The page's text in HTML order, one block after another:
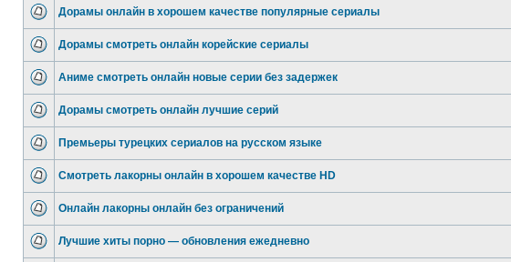
Дорамы онлайн в хорошем качестве популярные сериалы
Дорамы смотреть онлайн корейские сериалы
Аниме смотреть онлайн новые серии без задержек
Дорамы смотреть онлайн лучшие серий
Премьеры турецких сериалов на русском языке
Смотреть лакорны онлайн в хорошем качестве HD
Онлайн лакорны онлайн без ограничений
Лучшие хиты порно — обновления ежедневно